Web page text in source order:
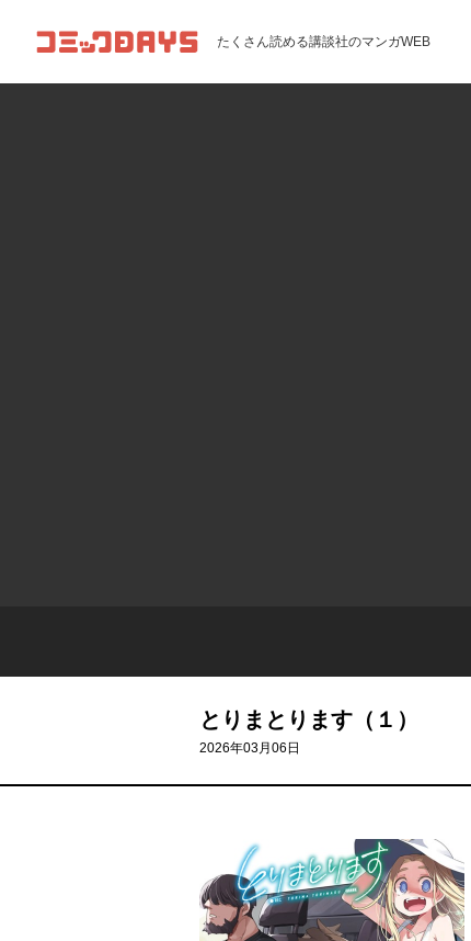
コミックDAYS たくさん読める講談社のマンガWEB
とりまとります（１）
2026年03月06日